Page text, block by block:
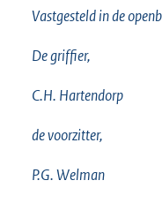
Vastgesteld in de
De griffier,
C.H. Hartendorp
de voorzitter,
P.G. Welman